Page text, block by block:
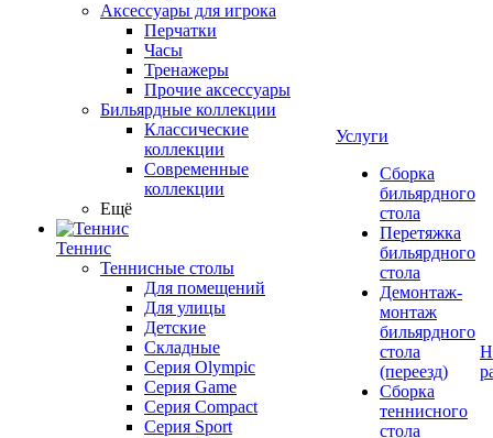
Аксессуары для игрока
Перчатки
Часы
Тренажеры
Прочие аксессуары
Бильярдные коллекции
Классические
коллекции
Современные
коллекции
Ещё
Теннис
Теннисные столы
Для помещений
Для улицы
Детские
Складные
Серия Olympic
Серия Game
Серия Compact
Серия Sport
Услуги
Сборка
бильярдного
стола
Перетяжка
бильярдного
стола
Демонтаж-
монтаж
бильярдного
стола
(переезд)
Сборка
теннисного
стола